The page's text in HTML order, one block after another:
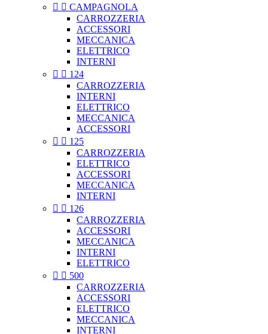
  CAMPAGNOLA
CARROZZERIA
ACCESSORI
MECCANICA
ELETTRICO
INTERNI
  124
CARROZZERIA
INTERNI
ELETTRICO
MECCANICA
ACCESSORI
  125
CARROZZERIA
ELETTRICO
ACCESSORI
MECCANICA
INTERNI
  126
CARROZZERIA
ACCESSORI
MECCANICA
INTERNI
ELETTRICO
  500
CARROZZERIA
ACCESSORI
ELETTRICO
MECCANICA
INTERNI